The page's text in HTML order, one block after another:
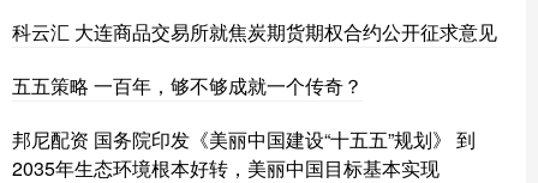
科云汇 大连商品交易所就焦炭期货期权合约公开征求意见
五五策略 一百年，够不够成就一个传奇？
邦尼配资 国务院印发《美丽中国建设“十五五”规划》 到
2035年生态环境根本好转，美丽中国目标基本实现